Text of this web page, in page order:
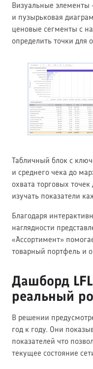
Визуальные элементы
и пузырьковая
ценовые сегменты с
определить точки для
Табличный блок с
и среднего чека до
охвата торговых
изучать показатели
Благодаря
наглядности
«Ассортимент»
товарный портфель и
Дашборд
реальный
В решении
год к году. Они
показателей что
текущее состояние